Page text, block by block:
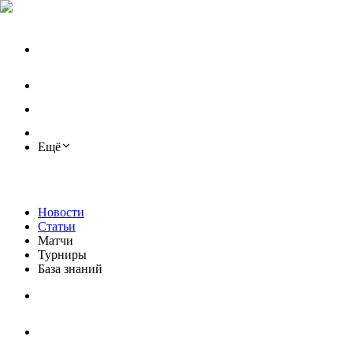
Ещё
Новости
Статьи
Матчи
Турниры
База знаний